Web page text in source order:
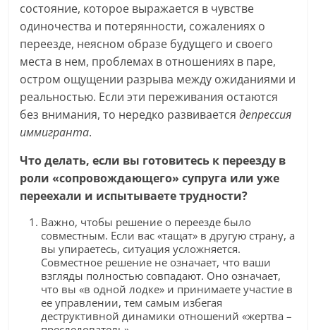
состояние, которое выражается в чувстве
одиночества и потерянности, сожалениях о
переезде, неясном образе будущего и своего
места в нем, проблемах в отношениях в паре,
остром ощущении разрыва между ожиданиями и
реальностью. Если эти переживания остаются
без внимания, то нередко развиваетсядепрессия
иммигранта.
Что делать, если вы готовитесь к переезду в
роли «сопровождающего» супруга или уже
переехали и испытываете трудности?
Важно, чтобы решение о переезде было
совместным. Если вас «тащат» в другую страну, а
вы упираетесь, ситуация усложняется.
Совместное решение не означает, что ваши
взгляды полностью совпадают. Оно означает,
что вы «в одной лодке» и принимаете участие в
ее управлении, тем самым избегая
деструктивной динамики отношений «жертва –